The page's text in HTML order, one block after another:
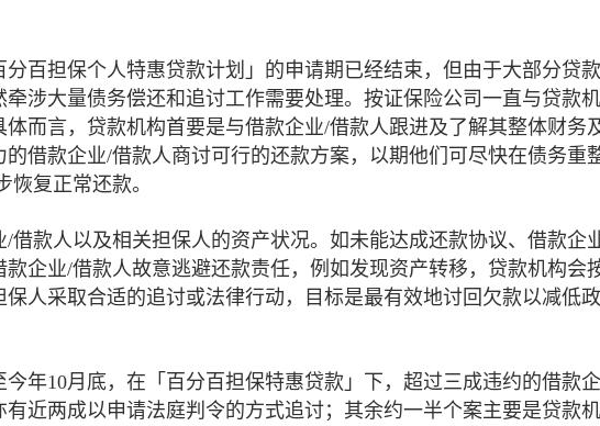
百担保个人特惠贷款计划」的申请期已经结束，但由于大部分贷
涉大量债务偿还和追讨工作需要处理。按证保险公司一直与贷款
而言，贷款机构首要是与借款企业/借款人跟进及了解其整体财务
借款企业/借款人商讨可行的还款方案，以期他们可尽快在债务重
复正常还款。
借款人以及相关担保人的资产状况。如未能达成还款协议、借款企
企业/借款人故意逃避还款责任，例如发现资产转移，贷款机构会
人采取合适的追讨或法律行动，目标是最有效地讨回欠款以减低
年10月底，在「百分百担保特惠贷款」下，超过三成违约的借款
近两成以申请法庭判令的方式追讨；其余约一半个案主要是贷款